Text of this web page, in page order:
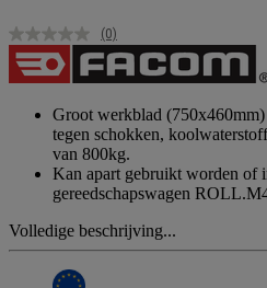
Geen
scorewaarde.
Dezelfde
(0)
Groot werkblad
tegen schokken,
van 800kg.
Kan apart gebruikt worden of
gereedschapswagen
Volledige beschrijving...